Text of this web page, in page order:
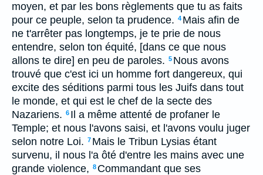
moyen, et par les bons règlements que tu as faits
pour ce peuple, selon ta prudence. 4 Mais afin de
ne t'arrêter pas longtemps, je te prie de nous
entendre, selon ton équité, [dans ce que nous
allons te dire] en peu de paroles. 5 Nous avons
trouvé que c'est ici un homme fort dangereux, qui
excite des séditions parmi tous les Juifs dans tout
le monde, et qui est le chef de la secte des
Nazariens. 6 Il a même attenté de profaner le
Temple; et nous l'avons saisi, et l'avons voulu juger
selon notre Loi. 7 Mais le Tribun Lysias étant
survenu, il nous l'a ôté d'entre les mains avec une
grande violence, 8 Commandant que ses